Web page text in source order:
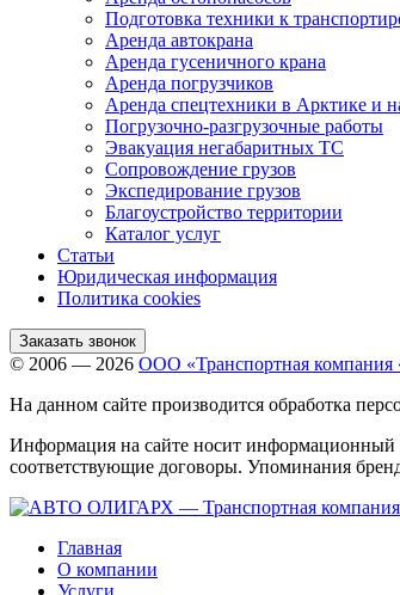
Подготовка техники к
Аренда автокрана
Аренда гусеничного крана
Аренда погрузчиков
Аренда спецтехники в Арктике и
Погрузочно-разгрузочные работы
Эвакуация негабаритных ТС
Сопровождение грузов
Экспедирование грузов
Благоустройство территории
Каталог услуг
Статьи
Юридическая информация
Политика cookies
Заказать звонок
© 2006 — 2026 ООО «Транспортная компания
На данном сайте производится обработка
Информация на сайте носит информационный
соответствующие договоры. Упоминания
Главная
О компании
Услуги